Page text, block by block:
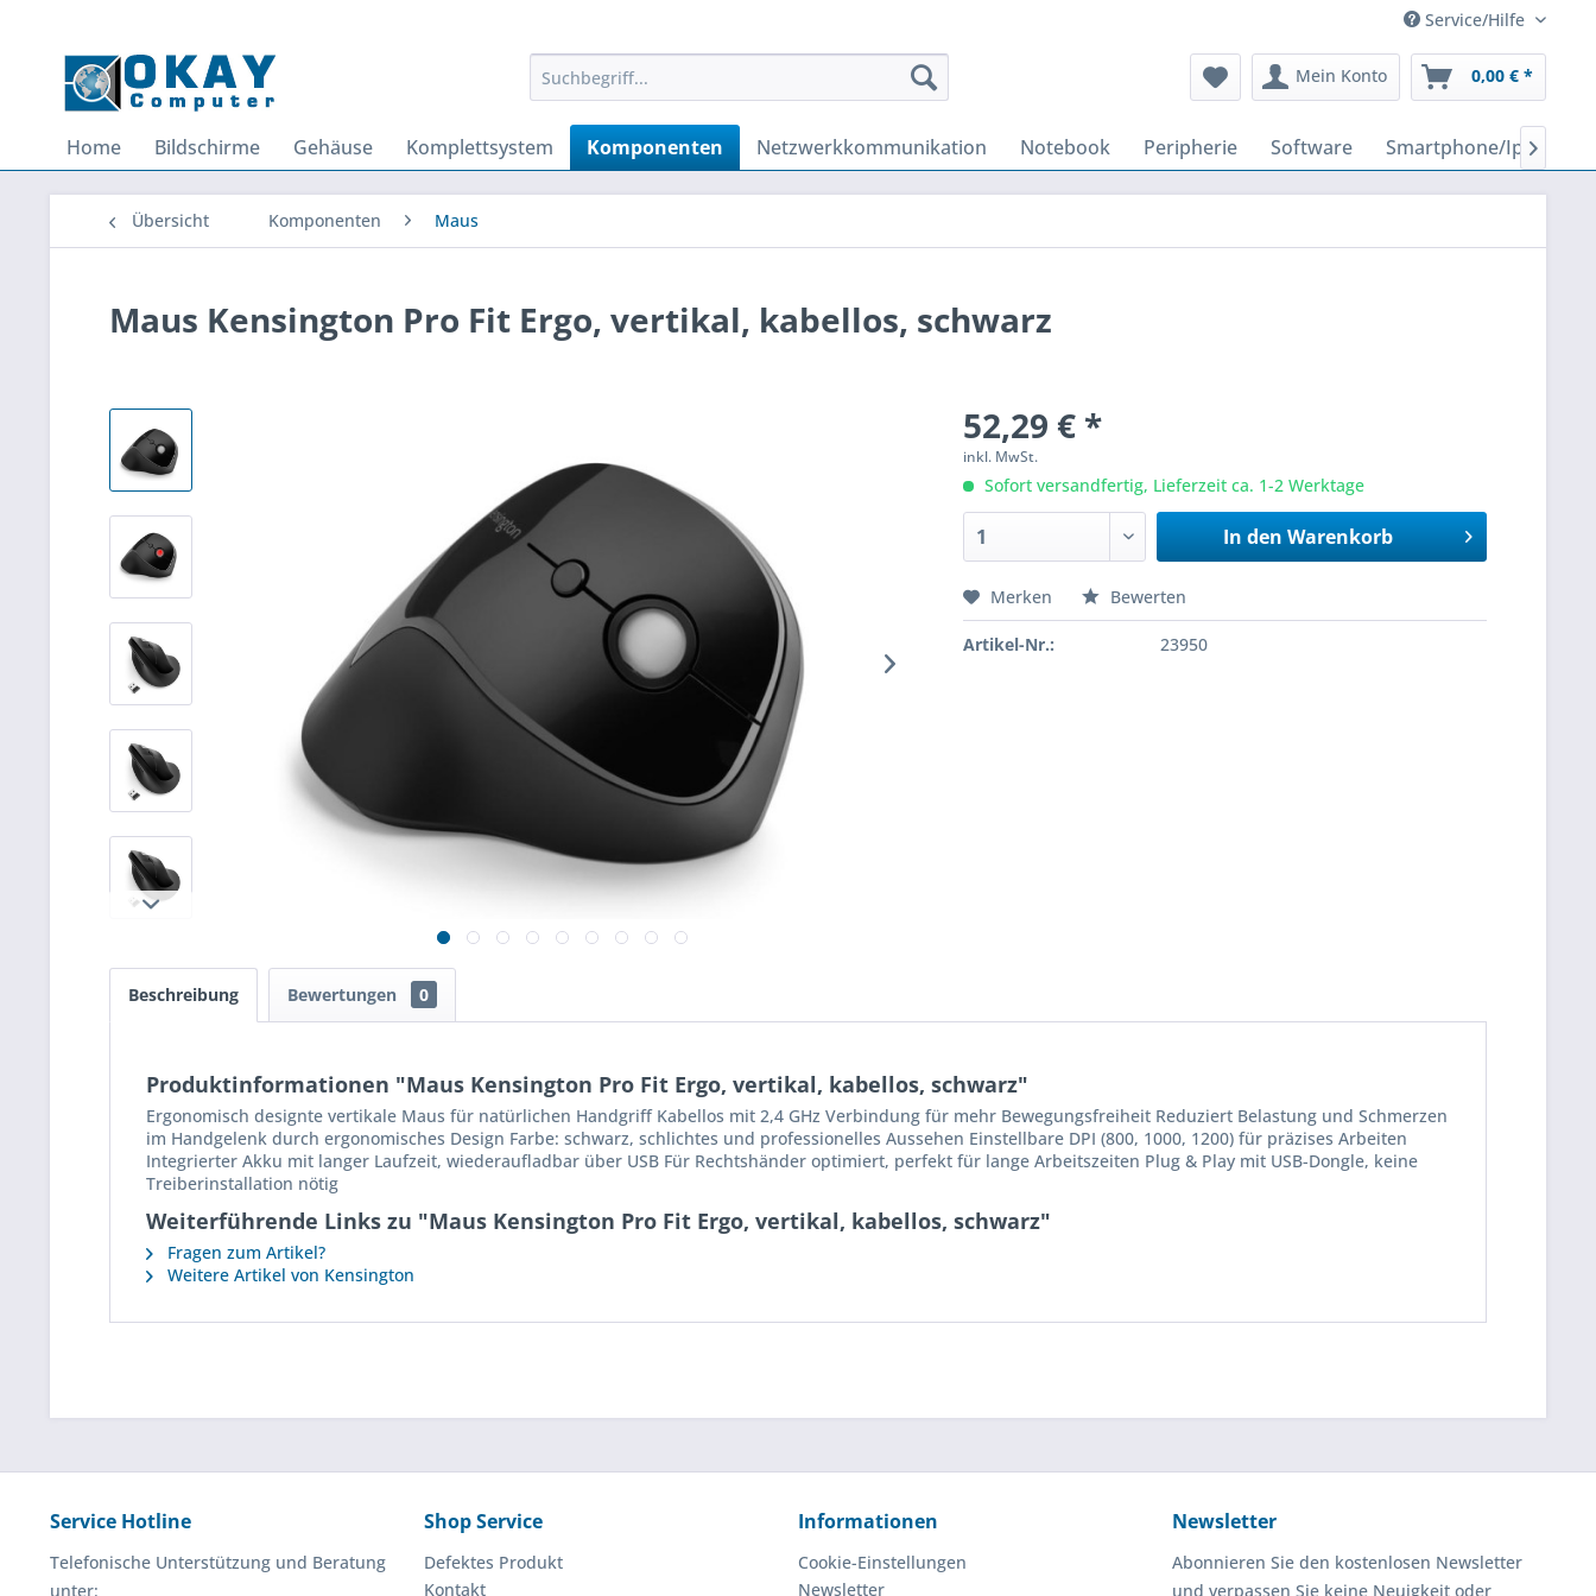
Service/Hilfe
Mein Konto 0,00 € *
Home Bildschirme Gehäuse Komplettsystem Komponenten Netzwerkkommunikation Notebook Peripherie Software Smartphone/Iphone

Übersicht Komponenten Maus
Maus Kensington Pro Fit Ergo, vertikal, kabellos, schwarz
52,29 € *
inkl. MwSt.
Sofort versandfertig, Lieferzeit ca. 1-2 Werktage
In den Warenkorb
Merken Bewerten
Artikel-Nr.: 23950
Beschreibung Bewertungen 0
Produktinformationen "Maus Kensington Pro Fit Ergo, vertikal, kabellos, schwarz"
Ergonomisch designte vertikale Maus für natürlichen Handgriff Kabellos mit 2,4 GHz Verbindung für mehr Bewegungsfreiheit Reduziert Belastung und Schmerzen
im Handgelenk durch ergonomisches Design Farbe: schwarz, schlichtes und professionelles Aussehen Einstellbare DPI (800, 1000, 1200) für präzises Arbeiten
Integrierter Akku mit langer Laufzeit, wiederaufladbar über USB Für Rechtshänder optimiert, perfekt für lange Arbeitszeiten Plug & Play mit USB-Dongle, keine
Treiberinstallation nötig
Weiterführende Links zu "Maus Kensington Pro Fit Ergo, vertikal, kabellos, schwarz"
Fragen zum Artikel?
Weitere Artikel von Kensington
Service Hotline
Telefonische Unterstützung und Beratung
unter:
Shop Service
Defektes Produkt
Kontakt
Informationen
Cookie-Einstellungen
Newsletter
Newsletter
Abonnieren Sie den kostenlosen Newsletter
und verpassen Sie keine Neuigkeit oder